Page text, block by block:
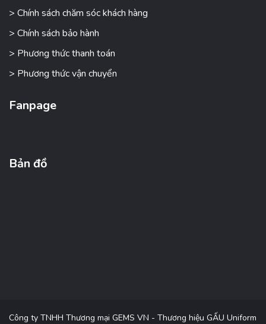
> Chính sách chăm sóc khách hàng
> Chính sách bảo hành
> Phương thức thanh toán
> Phương thức vận chuyển
Fanpage
Bản đồ
Công ty TNHH Thương mại GEMS VN - Thương hiệu GẤU Uniform